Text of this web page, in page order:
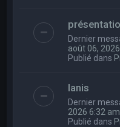
Dernier
août 06,
Publié dans
Ianis
Dernier
2026 6:32 am
Publié dans